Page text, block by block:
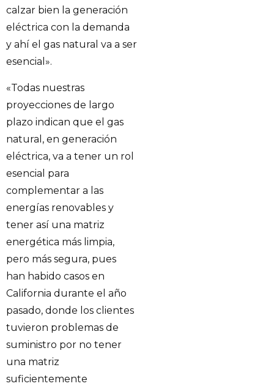
calzar bien la generación
eléctrica con la demanda
y ahí el gas natural va a ser
esencial».
«Todas nuestras
proyecciones de largo
plazo indican que el gas
natural, en generación
eléctrica, va a tener un rol
esencial para
complementar a las
energías renovables y
tener así una matriz
energética más limpia,
pero más segura, pues
han habido casos en
California durante el año
pasado, donde los clientes
tuvieron problemas de
suministro por no tener
una matriz
suficientemente